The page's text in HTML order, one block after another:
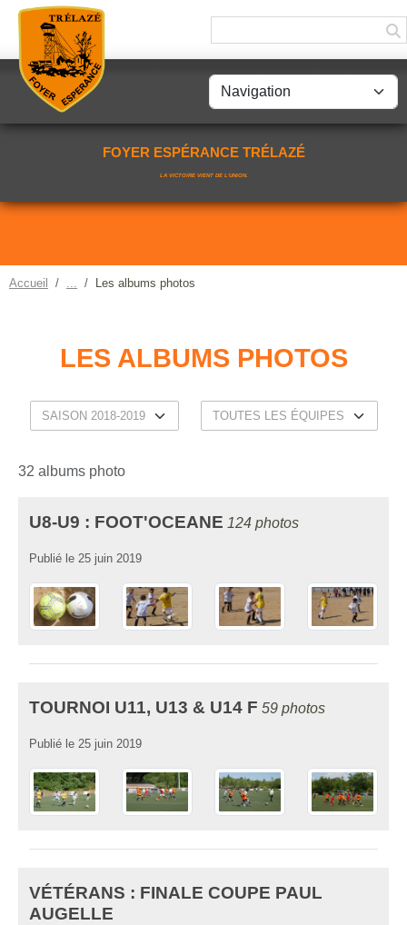
FOYER ESPÉRANCE TRÉLAZÉ
LA VICTOIRE VIENT DE L'UNION.
Accueil Les albums photos
LES ALBUMS PHOTOS
32 albums photo
U8-U9 : FOOT'OCEANE 124 photos
Publié le 25 juin 2019
TOURNOI U11, U13 & U14 F 59 photos
Publié le 25 juin 2019
VÉTÉRANS : FINALE COUPE PAUL
AUGELLE
Panneau de gestion des cookies